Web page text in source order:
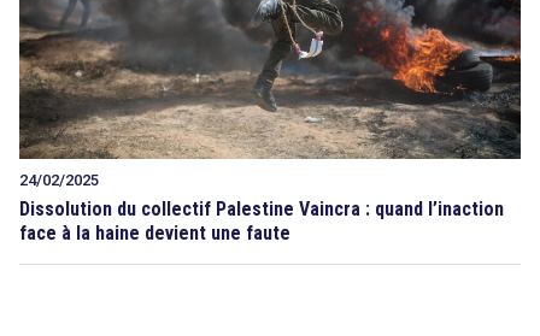
24/02/2025
Dissolution du collectif Palestine Vaincra : quand l’inaction
face à la haine devient une faute